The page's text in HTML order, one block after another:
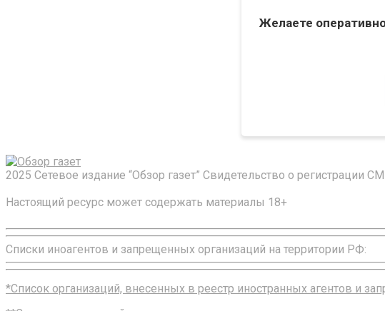
Желаете
2025 Сетевое издание “Обзор газет” Свидетельство о регистрации
Настоящий ресурс может содержать материалы 18+
Списки иноагентов и запрещенных организаций на территории РФ:
*Список организаций, внесенных в реестр иностранных агентов и